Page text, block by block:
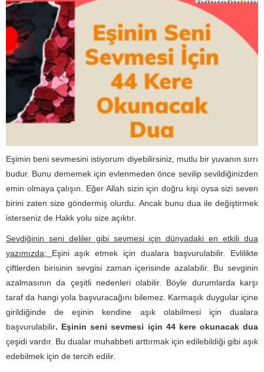
Eşimin beni sevmesini istiyorum diyebilirsiniz, mutlu bir yuvanın sırrı
budur. Bunu dememek için evlenmeden önce sevilip sevildiğinizden
emin olmaya çalışın. Eğer Allah sizin için doğru kişi oysa sizi seven
birini zaten size göndermiş olurdu. Ancak bunu dua ile değiştirmek
isterseniz de Hakk yolu size açıktır.
Sevdiğinin seni deliler gibi sevmesi için dünyadaki en etkili dua
yazımızda; Eşini aşık etmek için dualara başvurulabilir. Evlilikte
çiftlerden birisinin sevgisi zaman içerisinde azalabilir. Bu sevginin
azalmasının da çeşitli nedenleri olabilir. Böyle durumlarda karşı
taraf da hangi yola başvuracağını bilemez. Karmaşık duygular içine
girildiğinde de eşinin kendine aşık olabilmesi için dualara
başvurulabilir. Eşinin seni sevmesi için 44 kere okunacak dua
çeşidi vardır. Bu dualar muhabbeti arttırmak için edilebildiği gibi aşık
edebilmek için de tercih edilir.